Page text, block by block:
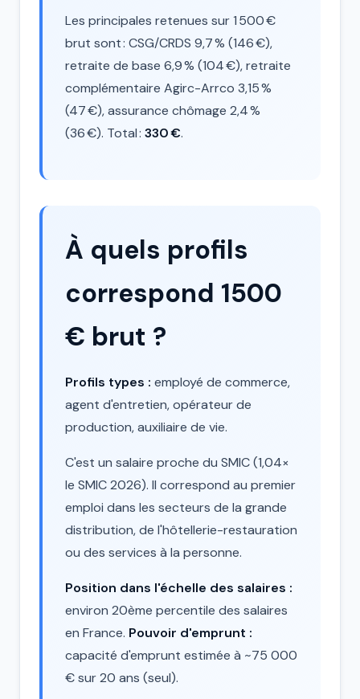
Les principales retenues sur 1 500 €
brut sont : CSG/CRDS 9,7 % (146 €),
retraite de base 6,9 % (104 €), retraite
complémentaire Agirc-Arrco 3,15 %
(47 €), assurance chômage 2,4 %
(36 €). Total : 330 €.
À quels profils
correspond 1500
€ brut ?
Profils types : employé de commerce,
agent d'entretien, opérateur de
production, auxiliaire de vie.
C'est un salaire proche du SMIC (1,04×
le SMIC 2026). Il correspond au premier
emploi dans les secteurs de la grande
distribution, de l'hôtellerie-restauration
ou des services à la personne.
Position dans l'échelle des salaires :
environ 20ème percentile des salaires
en France. Pouvoir d'emprunt :
capacité d'emprunt estimée à ~75 000
€ sur 20 ans (seul).